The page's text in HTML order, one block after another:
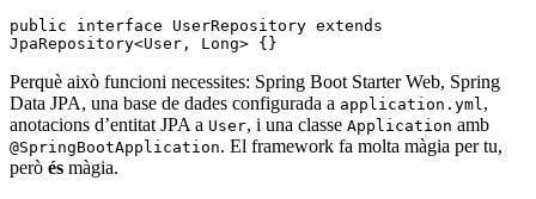
public interface UserRepository extends
JpaRepository<User , Long> {}
Perquè això funcioni necessites: Spring Boot Starter Web, Spring
Data JPA, una base de dades configurada a application.yml ,
anotacions d’entitat JPA a User, i una classe Application amb
@SpringBootApplication. El framework fa molta màgia per tu,
però és màgia.